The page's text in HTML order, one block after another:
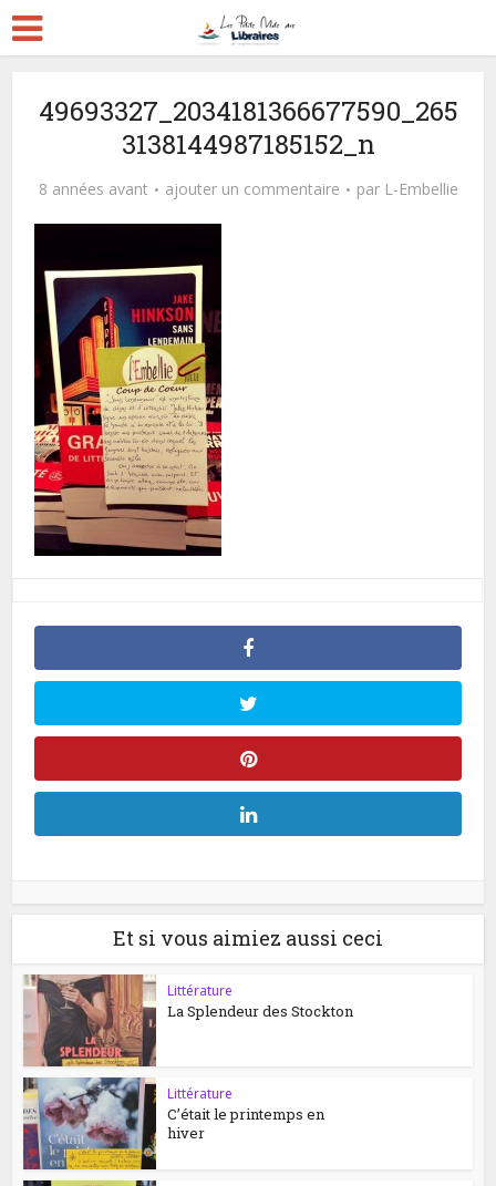
49693327_2034181366677590_265
3138144987185152_n
8 années avant ajouter un commentaire par L-Embellie
Et si vous aimiez aussi ceci
Littérature
La Splendeur des Stockton
Littérature
C’était le printemps en
hiver